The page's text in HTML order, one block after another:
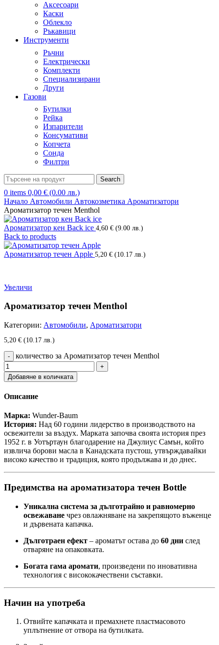
Аксесоари
Каски
Облекло
Ръкавици
Инструменти
Ръчни
Електрически
Комплекти
Специализирани
Други
Газови
Бутилки
Рейка
Изпарители
Консумативи
Копчета
Сонда
Филтри
Search
0 items 0,00 € (0.00 лв.)
Начало Автомобили Автокозметика Ароматизатори
Ароматизатор течен Menthol
Ароматизатор кен Back ice 4,60 € (9.00 лв.)
Back to products
Ароматизатор течен Apple 5,20 € (10.17 лв.)
Увеличи
Ароматизатор течен Menthol
Категории: Автомобили, Ароматизатори
5,20 € (10.17 лв.)
количество за Ароматизатор течен Menthol
Добавяне в количката
Описание
Марка: Wunder-Baum
История: Над 60 години лидерство в производството на
освежители за въздух. Марката започва своята история през
1952 г. в Уотъртаун благодарение на Джулиус Самън, който
извлича борови масла в Канадската пустош, утвърждавайки
високо качество и традиция, която продължава и до днес.
Предимства на ароматизатора течен Bottle
Уникална система за дълготрайно и равномерно
освежаване чрез овлажняване на закрепящото въженце
и дървената капачка.
Дълготраен ефект – ароматът остава до 60 дни след
отваряне на опаковката.
Богата гама аромати, произведени по иновативна
технология с висококачествени съставки.
Начин на употреба
Отвийте капачката и премахнете пластмасовото
уплътнение от отвора на бутилката.